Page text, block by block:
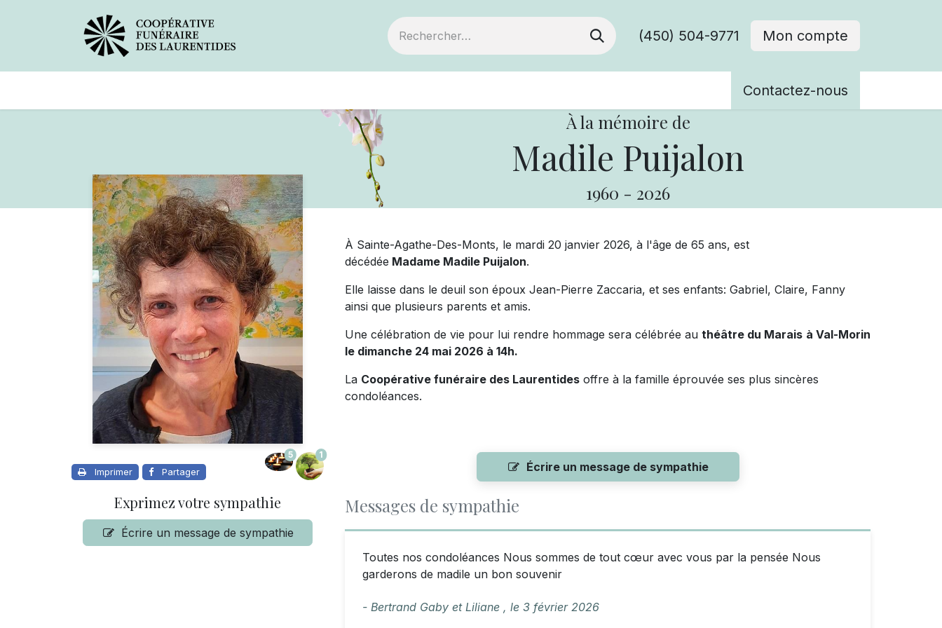
(450) 504-9771 Mon compte
Contactez-nous
À la mémoire de
Madile Puijalon
1960 - 2026
Imprimer Partager
5 1
Exprimez votre sympathie
Écrire un message de sympathie
À Sainte-Agathe-Des-Monts, le mardi 20 janvier 2026, à l'âge de 65 ans, est
décédée Madame Madile Puijalon.
Elle laisse dans le deuil son époux Jean-Pierre Zaccaria, et ses enfants: Gabriel, Claire, Fanny
ainsi que plusieurs parents et amis.
Une célébration de vie pour lui rendre hommage sera célébrée au théâtre du Marais à Val-Morin
le dimanche 24 mai 2026 à 14h.
La Coopérative funéraire des Laurentides offre à la famille éprouvée ses plus sincères
condoléances.
Écrire un message de sympathie
Messages de sympathie
Toutes nos condoléances Nous sommes de tout cœur avec vous par la pensée Nous
garderons de madile un bon souvenir
- Bertrand Gaby et Liliane , le 3 février 2026